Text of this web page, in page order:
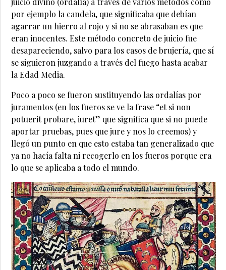
por ejemplo la candela, que significaba que debían
agarrar un hierro al rojo y si no se abrasaban es que
eran inocentes. Este método concreto de juicio fue
desapareciendo, salvo para los casos de brujería, que sí
se siguieron juzgando a través del fuego hasta acabar
la Edad Media.
Poco a poco se fueron sustituyendo las ordalías por
juramentos (en los fueros se ve la frase “et si non
potuerit probare, iuret” que significa que si no puede
aportar pruebas, pues que jure y nos lo creemos) y
llegó un punto en que esto estaba tan generalizado que
ya no hacía falta ni recogerlo en los fueros porque era
lo que se aplicaba a todo el mundo.